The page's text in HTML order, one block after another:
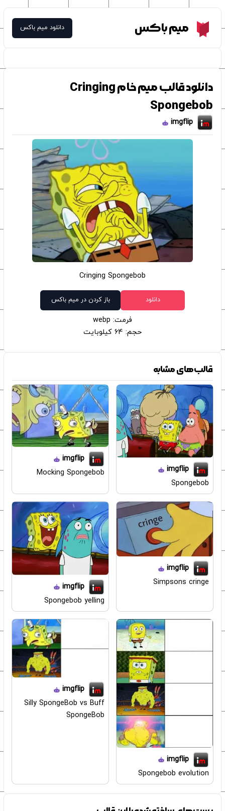
Meme Boxمیم باکس دانلود میم باکس
دانلود قالب میم خام Cringing
Spongebob
imgflip
Cringing Spongebob
دانلود باز کردن در میم باکس
فرمت: webp
حجم: 64 کیلوبایت
قالب‌های مشابه
imgflip
Spongebob
imgflip
Mocking Spongebob
imgflip
Simpsons cringe
imgflip
Spongebob yelling
imgflip
Spongebob evolution
imgflip
Silly SpongeBob vs Buff
SpongeBob